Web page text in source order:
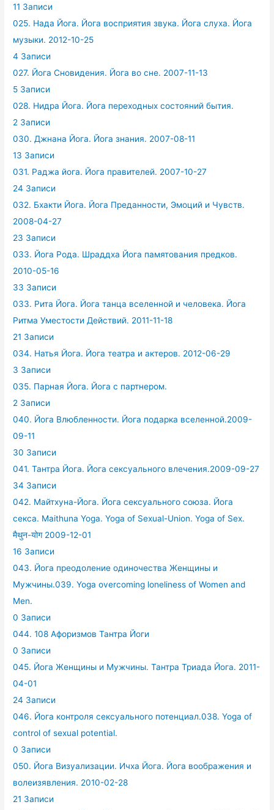
11 Записи
025. Нада Йога. Йога восприятия звука. Йога слуха. Йога
музыки. 2012-10-25
4 Записи
027. Йога Сновидения. Йога во сне. 2007-11-13
5 Записи
028. Нидра Йога. Йога переходных состояний бытия.
2 Записи
030. Джнана Йога. Йога знания. 2007-08-11
13 Записи
031. Раджа йога. Йога правителей. 2007-10-27
24 Записи
032. Бхакти Йога. Йога Преданности, Эмоций и Чувств.
2008-04-27
23 Записи
033. Йога Рода. Шраддха Йога памятования предков.
2010-05-16
33 Записи
033. Рита Йога. Йога танца вселенной и человека. Йога
Ритма Уместости Действий. 2011-11-18
21 Записи
034. Натья Йога. Йога театра и актеров. 2012-06-29
3 Записи
035. Парная Йога. Йога с партнером.
2 Записи
040. Йога Влюбленности. Йога подарка вселенной.2009-
09-11
30 Записи
041. Тантра Йога. Йога сексуального влечения.2009-09-27
34 Записи
042. Майтхуна-Йога. Йога сексуального союза. Йога
секса. Maithuna Yoga. Yoga of Sexual-Union. Yoga of Sex.
मैथुन-योग 2009-12-01
16 Записи
043. Йога преодоление одиночества Женщины и
Мужчины.039. Yoga overcoming loneliness of Women and
Men.
0 Записи
044. 108 Афоризмов Тантра Йоги
0 Записи
045. Йога Женщины и Мужчины. Тантра Триада Йога. 2011-
04-01
24 Записи
046. Йога контроля сексуального потенциал.038. Yoga of
control of sexual potential.
0 Записи
050. Йога Визуализации. Ичха Йога. Йога воображения и
волеизявления. 2010-02-28
21 Записи